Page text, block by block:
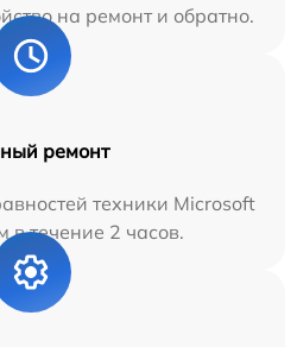
на ремонт и обратно.
ремонт
техники Microsoft
в течение 2 часов.